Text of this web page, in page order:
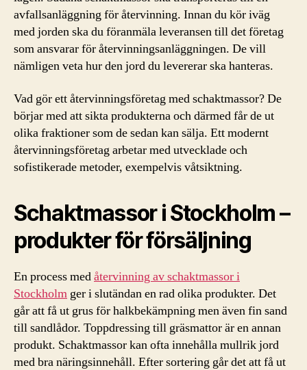
avfallsanläggning för återvinning. Innan du kör iväg
med jorden ska du föranmäla leveransen till det företag
som ansvarar för återvinningsanläggningen. De vill
nämligen veta hur den jord du levererar ska hanteras.
Vad gör ett återvinningsföretag med schaktmassor? De
börjar med att sikta produkterna och därmed får de ut
olika fraktioner som de sedan kan sälja. Ett modernt
återvinningsföretag arbetar med utvecklade och
sofistikerade metoder, exempelvis våtsiktning.
Schaktmassor i Stockholm –
produkter för försäljning
En process medåtervinning av schaktmassor i
Stockholm ger i slutändan en rad olika produkter. Det
går att få ut grus för halkbekämpning men även fin sand
till sandlådor. Toppdressing till gräsmattor är en annan
produkt. Schaktmassor kan ofta innehålla mullrik jord
med bra näringsinnehåll. Efter sortering går det att få ut